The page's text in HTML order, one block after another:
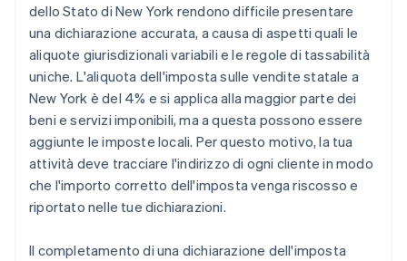
dello Stato di New York rendono difficile presentare
una dichiarazione accurata, a causa di aspetti quali le
aliquote giurisdizionali variabili e le regole di tassabilità
uniche. L'aliquota dell'imposta sulle vendite statale a
New York è del 4% e si applica alla maggior parte dei
beni e servizi imponibili, ma a questa possono essere
aggiunte le imposte locali. Per questo motivo, la tua
attività deve tracciare l'indirizzo di ogni cliente in modo
che l'importo corretto dell'imposta venga riscosso e
riportato nelle tue dichiarazioni.
Il completamento di una dichiarazione dell'imposta